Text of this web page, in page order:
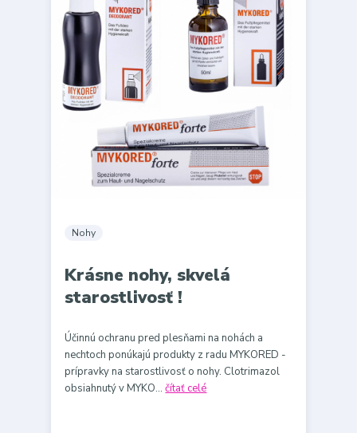
Nohy
Krásne nohy, skvelá
starostlivosť !
Účinnú ochranu pred plesňami na nohách a
nechtoch ponúkajú produkty z radu MYKORED -
prípravky na starostlivosť o nohy. Clotrimazol
obsiahnutý v MYKO...čítať celé